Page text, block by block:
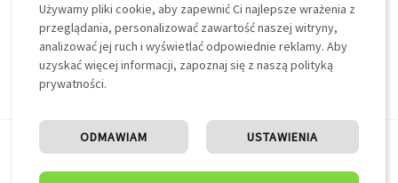
Ciekawostki
Copyright © 2026 Blue Edu
Używamy pliki cookie, aby zapewnić Ci najlepsze wrażenia z
przeglądania, personalizować zawartość naszej witryny,
analizować jej ruch i wyświetlać odpowiednie reklamy. Aby
uzyskać więcej informacji, zapoznaj się z naszą polityką
prywatności.
USTAWIENIA
ODMAWIAM